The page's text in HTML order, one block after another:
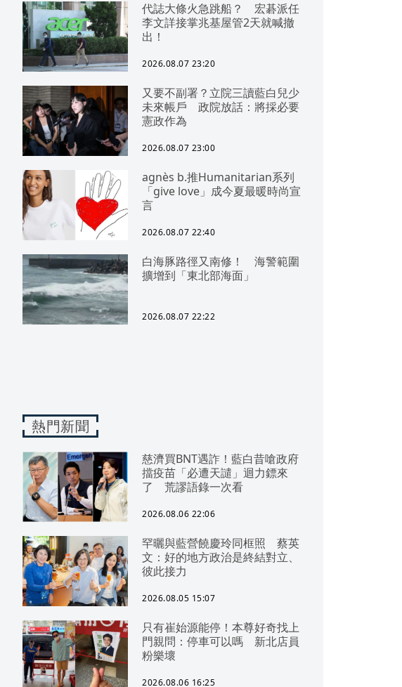
代誌大條火急跳船？ 宏碁派任
李文詳接掌兆基屋管2天就喊撤
出！
2026.08.07 23:20
又要不副署？立院三讀藍白兒少
未來帳戶 政院放話：將採必要
憲政作為
2026.08.07 23:00
agnès b.推Humanitarian系列
「give love」成今夏最暖時尚宣
言
2026.08.07 22:40
白海豚路徑又南修！ 海警範圍
擴增到「東北部海面」
2026.08.07 22:22
熱門新聞
慈濟買BNT遇詐！藍白昔嗆政府
擋疫苗「必遭天譴」迴力鏢來
了 荒謬語錄一次看
2026.08.06 22:06
罕曬與藍營饒慶玲同框照 蔡英
文：好的地方政治是終結對立、
彼此接力
2026.08.05 15:07
只有崔始源能停！本尊好奇找上
門親問：停車可以嗎 新北店員
粉樂壞
2026.08.06 16:25